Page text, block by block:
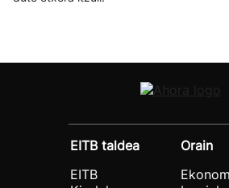
EITB taldea
EITB
Orain